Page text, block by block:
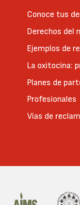
Conoce tus
Derechos del
Ejemplos de
La oxitocina:
Planes de
Profesionales
Vías de